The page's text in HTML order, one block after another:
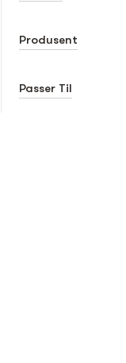
Produsent
Passer Til